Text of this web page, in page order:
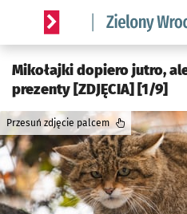
Serwis informacyjny
Mikołajki dopiero jutro,
prezenty [ZDJĘCIA] [1/9]
Przesuń zdjęcie palcem